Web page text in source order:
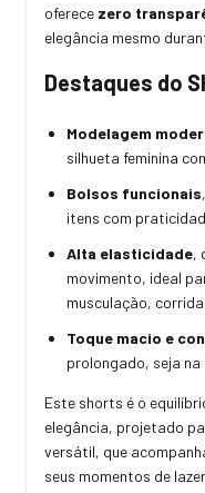
oferece zero
elegância mesmo
Destaques do
Modelagem
silhueta feminina
Bolsos funcionais
itens com
Alta elasticidade,
movimento, ideal
musculação,
Toque macio e
prolongado, seja na
Este shorts é o
elegância, projetado
versátil, que
seus momentos de